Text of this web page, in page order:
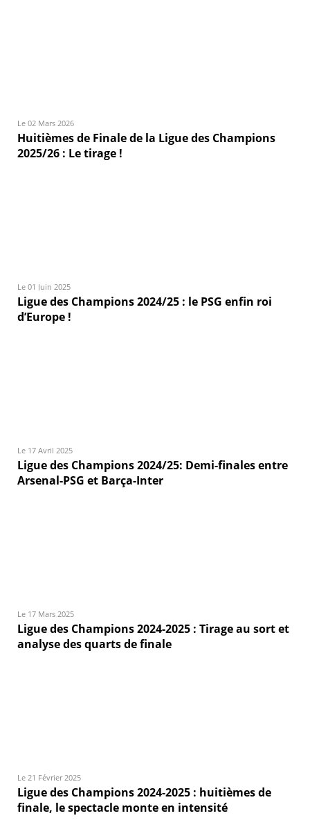
Le 02 Mars 2026
Huitièmes de Finale de la Ligue des Champions
2025/26 : Le tirage !
Le 01 Juin 2025
Ligue des Champions 2024/25 : le PSG enfin roi
d’Europe !
Le 17 Avril 2025
Ligue des Champions 2024/25: Demi-finales entre
Arsenal-PSG et Barça-Inter
Le 17 Mars 2025
Ligue des Champions 2024-2025 : Tirage au sort et
analyse des quarts de finale
Le 21 Février 2025
Ligue des Champions 2024-2025 : huitièmes de
finale, le spectacle monte en intensité